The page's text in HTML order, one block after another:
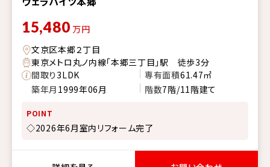
15,480 万円
文京区本郷２丁目
東京メトロ丸ノ内線「本郷三丁目」駅 徒歩3分
間取り3LDK 専有面積61.47㎡
築年月 1999年06月 階数7階/11階建て
POINT
◇2026年6月室内リフォーム完了